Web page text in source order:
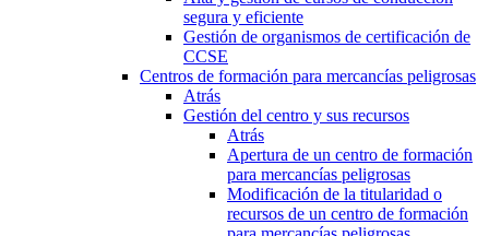
segura y eficiente
Gestión de organismos de certificación de
CCSE
Centros de formación para mercancías peligrosas
Atrás
Gestión del centro y sus recursos
Atrás
Apertura de un centro de formación
para mercancías peligrosas
Modificación de la titularidad o
recursos de un centro de formación